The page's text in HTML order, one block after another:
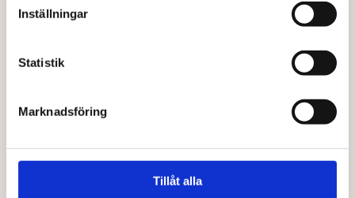
Inställningar
Statistik
Marknadsföring
Tillåt alla
Lägg till i varukorg